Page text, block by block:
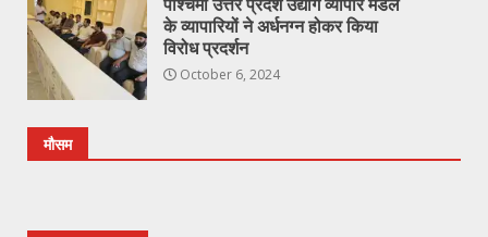
पश्चिमी उत्तर प्रदेश उद्योग व्यापार मंडल
के व्यापारियों ने अर्धनग्न होकर किया
विरोध प्रदर्शन
October 6, 2024
मौसम